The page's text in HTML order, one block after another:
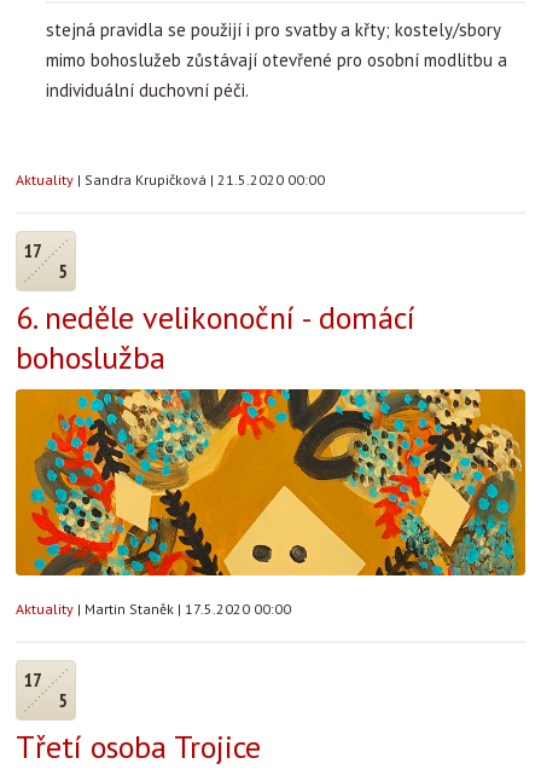
stejná pravidla se použijí i pro svatby a křty; kostely/sbory
mimo bohoslužeb zůstávají otevřené pro osobní modlitbu a
individuální duchovní péči.
Aktuality | Sandra Krupičková | 21.5.2020 00:00
17
5
6. neděle velikonoční - domácí
bohoslužba
Aktuality | Martin Staněk | 17.5.2020 00:00
17
5
Třetí osoba Trojice